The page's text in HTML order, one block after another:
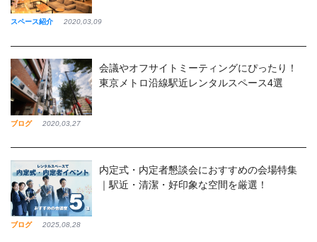
スペース紹介 2020,03,09
ブログ 2020,03,27
会議やオフサイトミーティングにぴったり！
東京メトロ沿線駅近レンタルスペース4選
ブログ 2025,08,28
内定式・内定者懇談会におすすめの会場特集
｜駅近・清潔・好印象な空間を厳選！